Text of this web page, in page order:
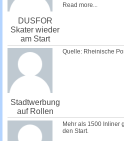
DUSFOR
Skater wieder
am Start
Read more...
Stadtwerbung
auf Rollen
Quelle: Rheinische
Mehr als 1500 Inliner
den Start.